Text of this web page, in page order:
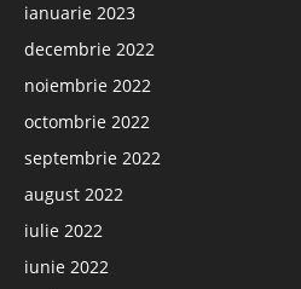
ianuarie 2023
decembrie 2022
noiembrie 2022
octombrie 2022
septembrie 2022
august 2022
iulie 2022
iunie 2022